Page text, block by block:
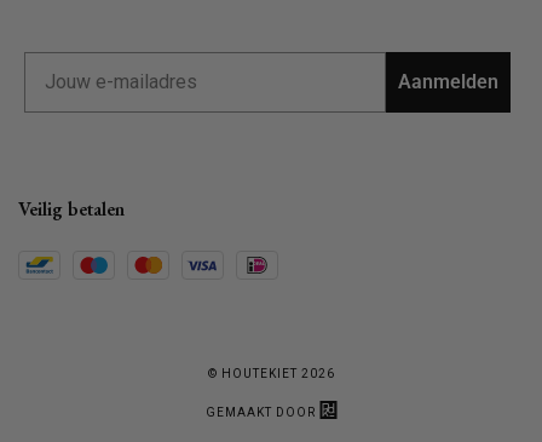
Aanmelden
Veilig betalen
© HOUTEKIET 2026
GEMAAKT DOOR